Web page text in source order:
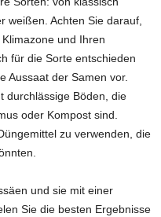
weißen. Achten Sie darauf,
und Ihren
für die Sorte entschieden
Aussaat der Samen vor.
durchlässige Böden, die
oder Kompost sind.
zu verwenden, die
und sie mit einer
Sie die besten Ergebnisse